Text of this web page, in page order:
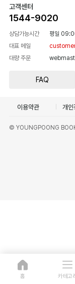
고객센터
1544-9020
상담가능시간 평일
대표 메일
대량 주문
FAQ
이용약관 개인
© YOUNGPOONG
홈 카테고